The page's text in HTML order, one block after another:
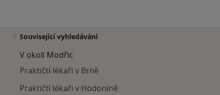
Související vyhledávání
V okolí Modřic
Praktičtí lékaři v Brně
Praktičtí lékaři v Hodoníně